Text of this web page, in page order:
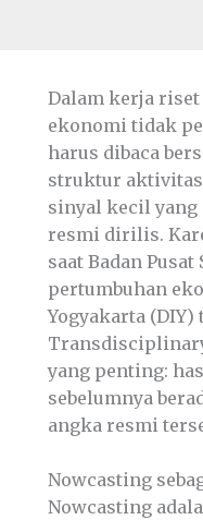
Dalam kerja
ekonomi tidak
harus dibaca
struktur aktivitas
sinyal kecil yang
resmi dirilis.
saat Badan
pertumbuhan
Yogyakarta
yang penting:
sebelumnya
angka resmi
Nowcasting
Nowcasting